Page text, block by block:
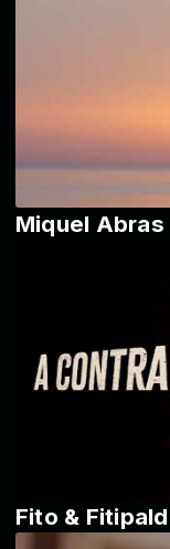
Miquel
Fito &